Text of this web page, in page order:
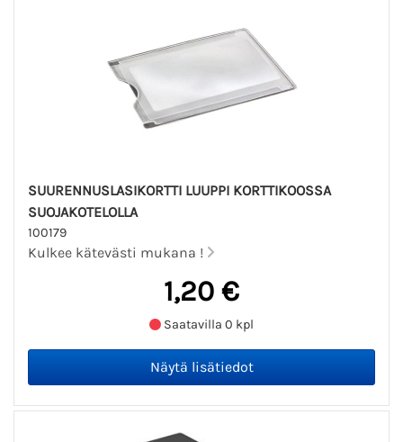
SUURENNUSLASIKORTTI LUUPPI KORTTIKOOSSA
SUOJAKOTELOLLA
100179
Kulkee kätevästi mukana !
1,20 €
Saatavilla 0 kpl